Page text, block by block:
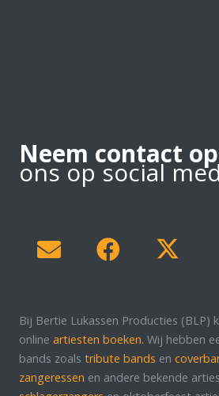
Neem contact op
ons op social
Bij Bertie Lukassen Producties (BLP)
online artiesten boeken. Wij hebben
bands zoals tribute bands en
zangeressen en andere bekende